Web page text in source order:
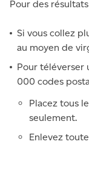
Pour des
Si vous collez
au moyen de
Pour téléverser
000 codes
Placez tous
seulement.
Enlevez